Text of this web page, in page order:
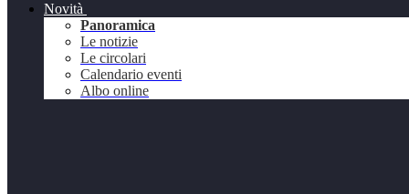
Novità
Panoramica
Le notizie
Le circolari
Calendario eventi
Albo online